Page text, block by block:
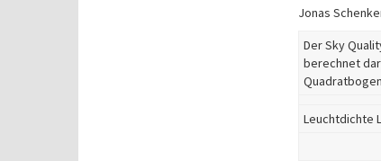
Jonas
Der Sky
berechnet
Leuchtdichte L